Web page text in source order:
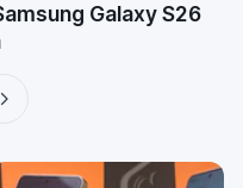
Galaxy S26